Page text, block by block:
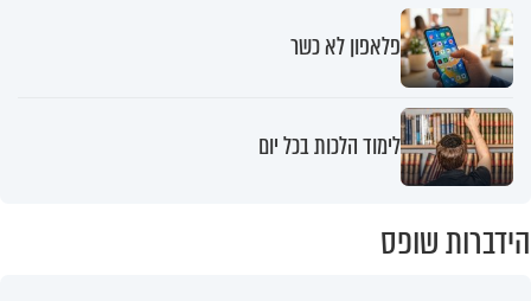
פלאפון לא כשר
לימוד הלכות בכל יום
הידברות שופס